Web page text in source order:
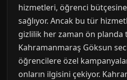
hizmetleri, öğrenci
sağlıyor. Ancak bu tür
gizlilik her zaman ön planda
Kahramanmaraş Göksun
öğrencilere özel
onların ilgisini çekiyor.